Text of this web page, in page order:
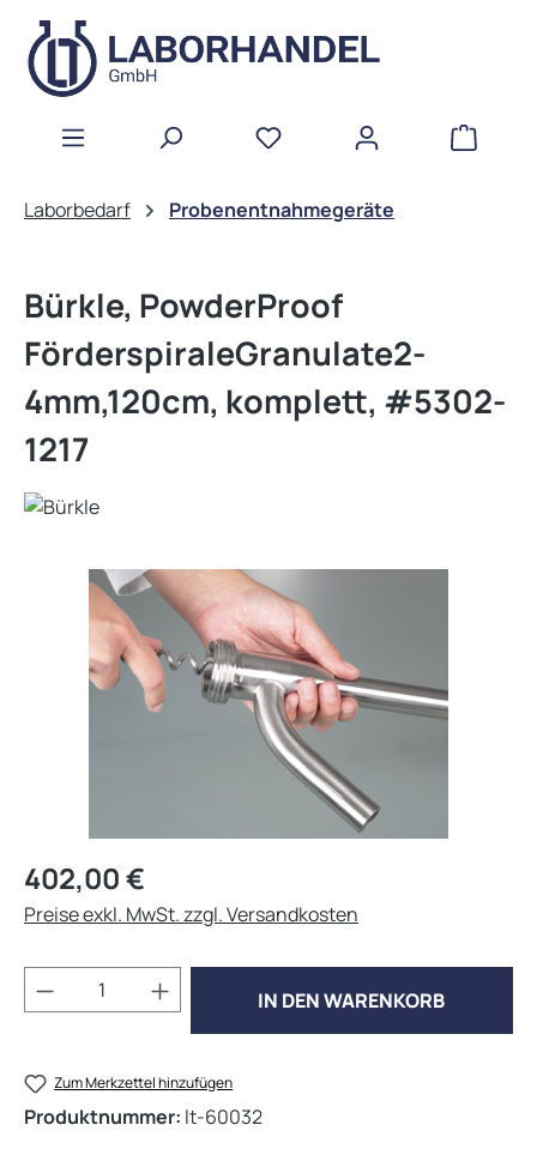
Zum Hauptinhalt springen
Laborbedarf Probenentnahmegeräte
Bürkle, PowderProof
FörderspiraleGranulate2-
4mm,120cm, komplett, #5302-
1217
Bildergalerie überspringen
Regulärer Preis:
402,00 €
Preise exkl. MwSt. zzgl. Versandkosten
Produkt Anzahl: Gib den gewünschten
IN DEN WARENKORB
Zum Merkzettel hinzufügen
Produktnummer: lt-60032